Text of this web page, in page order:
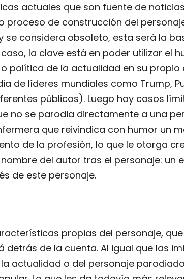
actuales que son fuente de
proceso de construcción del
considera obsoleto, esta será la
la clave está en poder utilizar el
política de la actualidad en su
de líderes mundiales como Trump,
públicos). Luego hay casos
no se parodia directamente a una
que reivindica con humor un
de la profesión, lo que le otorga
del autor tras el personaje:
de este personaje.
propias del personaje,
de la cuenta. Al igual que las
actualidad o del personaje